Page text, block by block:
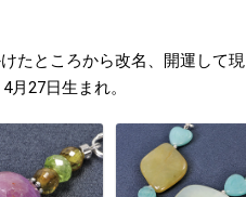
たところから改名、開運して現
27日生まれ。